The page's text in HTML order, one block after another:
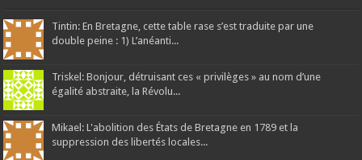
Tintin: En Bretagne, cette table rase s’est traduite par une
double peine : 1) L’anéanti...
Triskel: Bonjour, détruisant ces « privilèges » au nom d’une
égalité abstraite, la Révolu...
Mikael: L'abolition des États de Bretagne en 1789 et la
suppression des libertés locales...